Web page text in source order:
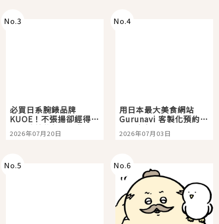
No.3
必買日系腕錶品牌
KUOE！不張揚卻經得起
時間洗鍊的經典之作五
選
2026年07月20日
No.4
用日本最大美食網站
Gurunavi 客製化預約九
大都市餐廳，打造專屬
美食體驗！
2026年07月03日
No.5 No.6